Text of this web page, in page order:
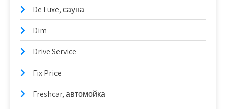
De Luxe, сауна
Dim
Drive Service
Fix Price
Freshcar, автомойка